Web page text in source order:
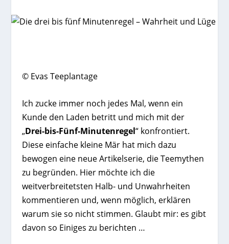
© Evas Teeplantage
Ich zucke immer noch jedes Mal, wenn ein
Kunde den Laden betritt und mich mit der
„Drei-bis-Fünf-Minutenregel“ konfrontiert.
Diese einfache kleine Mär hat mich dazu
bewogen eine neue Artikelserie, die Teemythen
zu begründen. Hier möchte ich die
weitverbreitetsten Halb- und Unwahrheiten
kommentieren und, wenn möglich, erklären
warum sie so nicht stimmen. Glaubt mir: es gibt
davon so Einiges zu berichten …